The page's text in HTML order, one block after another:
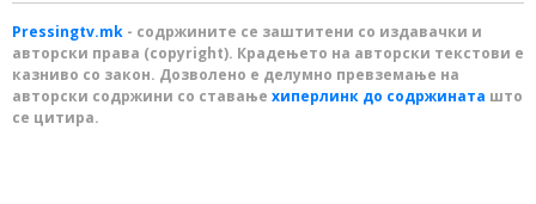
Pressingtv.mk - содржините се заштитени со издавачки и
авторски права (copyright). Крадењето на авторски текстови е
казниво со закон. Дозволено е делумно превземање на
авторски содржини со ставање хиперлинк до содржината што
се цитира.